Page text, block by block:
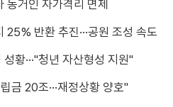
동거인 자가격리 면제
25% 반환 추진···공원 조성 속도
황···"청년 자산형성 지원"
금 20조···재정상황 양호"